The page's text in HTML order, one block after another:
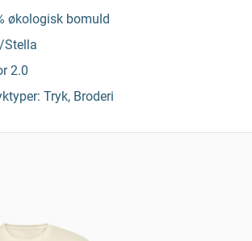
økologisk bomuld
Stella
2.0
Tryk, Broderi